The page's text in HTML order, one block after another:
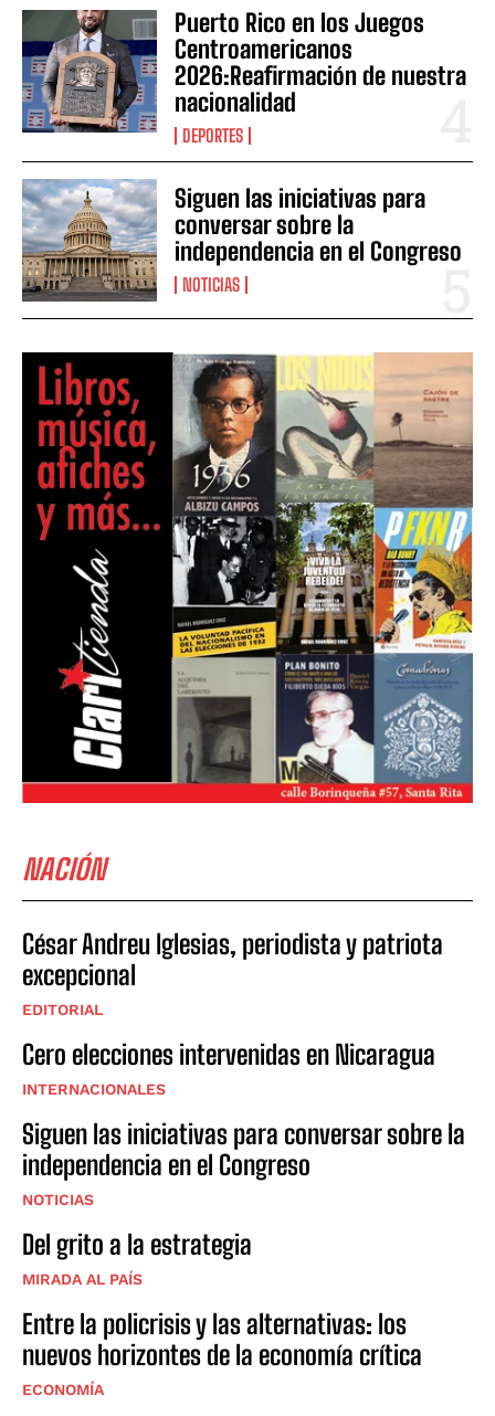
Puerto Rico en los Juegos
Centroamericanos
2026:Reafirmación de nuestra
nacionalidad
DEPORTES
Siguen las iniciativas para
conversar sobre la
independencia en el Congreso
NOTICIAS
NACIÓN
César Andreu Iglesias, periodista y patriota
excepcional
EDITORIAL
Cero elecciones intervenidas en Nicaragua
INTERNACIONALES
Siguen las iniciativas para conversar sobre la
independencia en el Congreso
NOTICIAS
Del grito a la estrategia
MIRADA AL PAÍS
Entre la policrisis y las alternativas: los
nuevos horizontes de la economía crítica
ECONOMÍA